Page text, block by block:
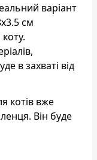
варіант
см
в захваті від
котів вже
Він буде